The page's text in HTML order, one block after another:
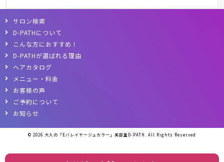
サロン検索
D-PATHについて
こんな方におすすめ！
D-PATHが選ばれる理由
ヘアカタログ
メニュー・料金
お客様の声
ご予約について
お知らせ
© 2026 大人の「Eバレイヤージュカラー」美容室D-PATH . All Rights Reserved